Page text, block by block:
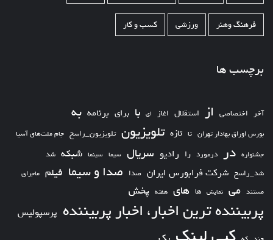
فرهنگ وهنر ورزشی کسب و کار
برچسب ها
آخر اختصاصی از استقلال اغاز ای با برای برنامه به
بورس اوراق بهادار تهران تا تازه تلویزیون تلویزیون_راسخ جام ملت‌های آسیا
جشنواره در درمورد را رادیو سریال سیما سینما شبکه شد
شد_راسخ شرکت فرابورس ایران صدا صدا و سیما فیلم ماجرای
مستند می نمایش ها های هفته پخش
پربیننده ترین اخبار، اخبار پربیننده پرسپولیس